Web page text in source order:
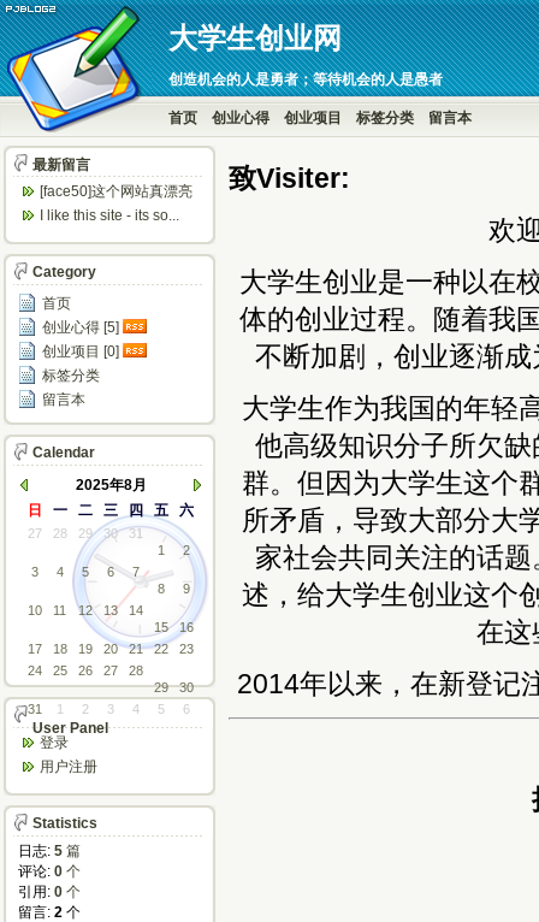
大学生创业网
创造机会的人是勇者；等待机会的人是愚者
首页 创业心得 创业项目 标签分类 留言本
致Visiter:
欢
大学生创业是一种以在
体的创业过程。随着我
不断加剧，创业逐渐
大学生作为我国的年轻
他高级知识分子所欠
群。但因为大学生这个
所矛盾，导致大部分大
家社会共同关注的话
述，给大学生创业这个
在这
2014年以来，在新登记
最新留言
[face50]这个网站真漂亮
呀！
I like this site - its so...
Category
首页
创业心得 [5]
创业项目 [0]
标签分类
留言本
Calendar
2025年8月
日
一 二 三 四 五 六
27 28 29 30
31
1
2
3
4 5 6
7
8
9
10
11 12 13
14
15
16
17
18 19 20 21 22
23
24
25 26 27
28
29
30
31
1 2 3 4 5 6
User Panel
登录
用户注册
Statistics
日志: 5 篇
评论: 0 个
引用: 0 个
留言: 2 个